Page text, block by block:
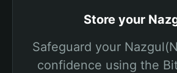
Store your
Safeguard your
confidence using the